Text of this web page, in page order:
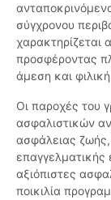
σύγχρονου
χαρακτηρίζεται
προσφέροντας
άμεση και
Οι παροχές του
ασφαλιστικών
ασφάλειας ζωής,
αξιόπιστες
ποικιλία